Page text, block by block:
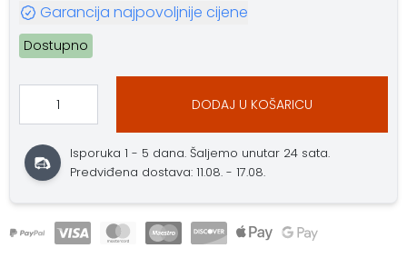
Garancija najpovoljnije cijene
Dostupno
DODAJ U KOŠARICU
Isporuka 1 - 5 dana. Šaljemo unutar 24 sata.
Predviđena dostava: 11.08. - 17.08.